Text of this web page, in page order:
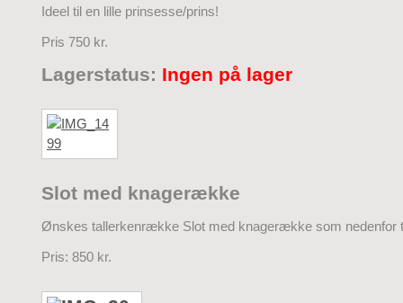
Ideel til en lille prinsesse/prins!
Pris 750 kr.
Lagerstatus: Ingen på lager
Slot med knagerække
Ønskes tallerkenrække Slot med knagerække som nedenfor
Pris: 850 kr.